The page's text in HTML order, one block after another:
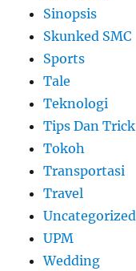
Sinopsis
Skunked SMC
Sports
Tale
Teknologi
Tips Dan Trick
Tokoh
Transportasi
Travel
Uncategorized
UPM
Wedding